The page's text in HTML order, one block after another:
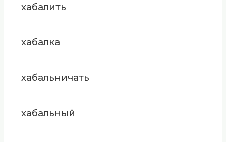
хабалить
хабалка
хабальничать
хабальный